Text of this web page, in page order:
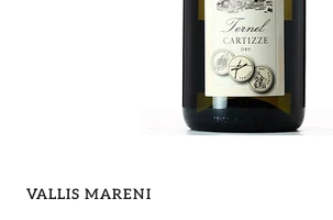
VALLIS MARENI